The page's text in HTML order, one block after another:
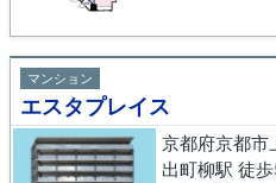
マンション
エスタプレイス
京都府京都市
出町柳駅 徒